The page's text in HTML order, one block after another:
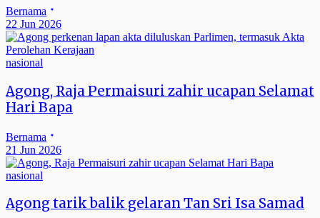
Bernama
22 Jun 2026
nasional
Agong, Raja Permaisuri zahir ucapan Selamat
Hari Bapa
Bernama
21 Jun 2026
nasional
Agong tarik balik gelaran Tan Sri Isa Samad